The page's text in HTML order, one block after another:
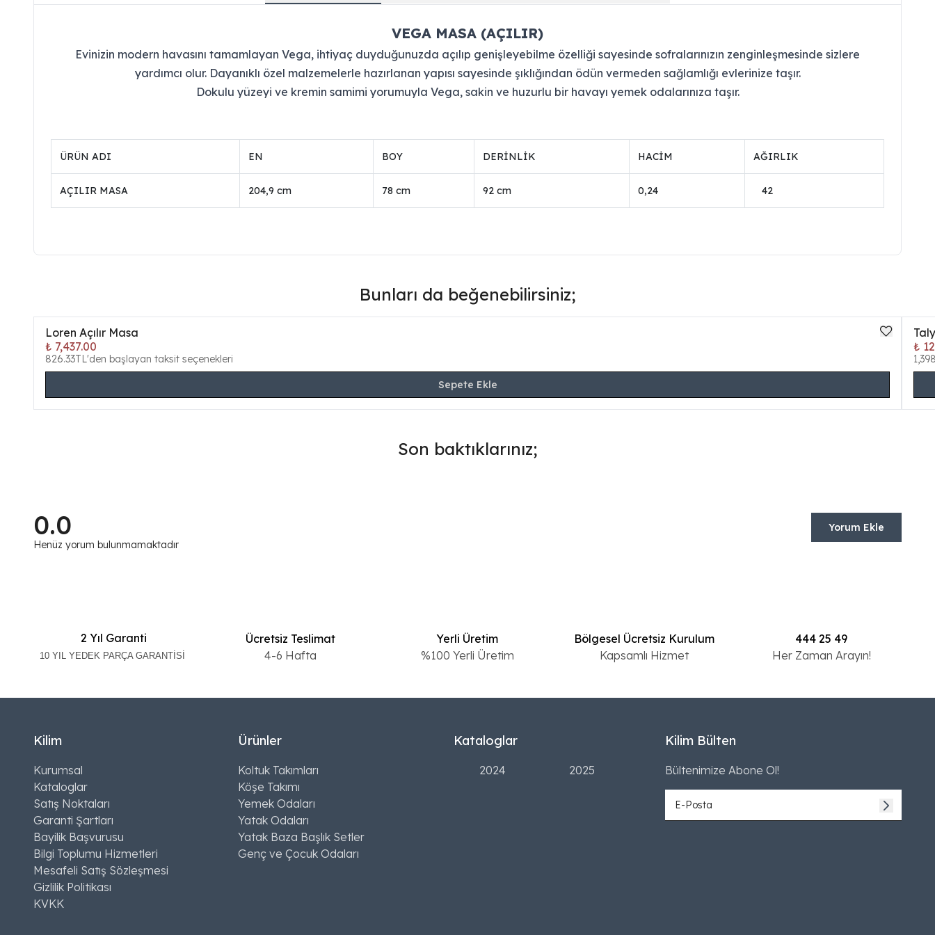
VEGA MASA (AÇILIR)
Evinizin modern havasını tamamlayan Vega, ihtiyaç duyduğunuzda açılıp genişleyebilme özelliği sayesinde sofralarınızın zenginleşmesinde sizlere
yardımcı olur. Dayanıklı özel malzemelerle hazırlanan yapısı sayesinde şıklığından ödün vermeden sağlamlığı evlerinize taşır.
Dokulu yüzeyi ve kremin samimi yorumuyla Vega, sakin ve huzurlu bir havayı yemek odalarınıza taşır.
ÜRÜN ADI EN BOY DERİNLİK HACİM AĞIRLIK
AÇILIR MASA 204,9 cm 78 cm 92 cm 0,24 42
Bunları da beğenebilirsiniz;
Loren Açılır Masa
₺ 7,437.00
826.33TL'den başlayan taksit seçenekleri
Sepete Ekle
₺
Son baktıklarınız;
0.0
Henüz yorum bulunmamaktadır
Yorum Ekle
2 Yıl Garanti
10 YIL YEDEK PARÇA GARANTİSİ
Ücretsiz Teslimat
4-6 Hafta
Yerli Üretim
%100 Yerli Üretim
Bölgesel Ücretsiz Kurulum
Kapsamlı Hizmet
444 25 49
Her Zaman Arayın!
Kilim
Kurumsal
Kataloglar
Satış Noktaları
Garanti Şartları
Bayilik Başvurusu
Bilgi Toplumu Hizmetleri
Mesafeli Satış Sözleşmesi
Gizlilik Politikası
KVKK
Ürünler
Koltuk Takımları
Köşe Takımı
Yemek Odaları
Yatak Odaları
Yatak Baza Başlık Setler
Genç ve Çocuk Odaları
Kataloglar
2024 2025
Kilim Bülten
Bültenimize Abone Ol!